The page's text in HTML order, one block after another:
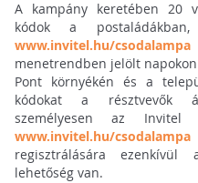
A kampány keretében 20
kódok a
www.invitel.hu/csodalampa
menetrendben jelölt
Pont környékén és a
kódokat a résztvevők
személyesen az
www.invitel.hu/csodalampa
regisztrálására
lehetőség van.